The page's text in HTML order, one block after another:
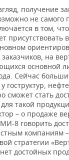
получение
не самого
в том,
присутствовать
на
основной
Сейчас
гоструктур,
сможет стать
для такой
– о продаже
8 говорить
компаниям –
стратегии
достойных